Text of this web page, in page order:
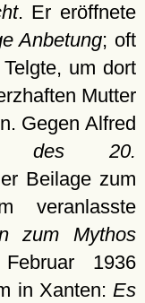
. Er eröffnete
Anbetung; oft
um dort
Mutter
Gegen Alfred
des 20.
Beilage zum
veranlasste
zum Mythos
1936
in Xanten: Es